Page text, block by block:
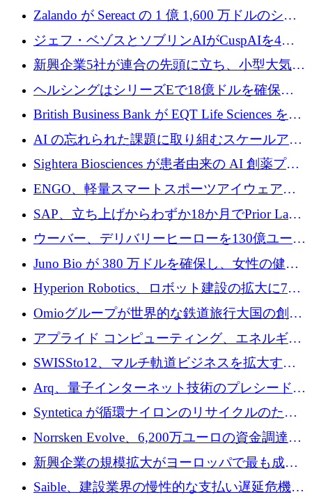
ーロを超える 60 以上のハイテク資金調達取引
Zalando が Sereact の 1 億 1,600 万ドルのシリ
ーズ B に参加し、AI を活用した倉庫自動化を
ジェフ・ベゾスとソブリンAIがCuspAIを4億
5,000万ドルの資金調達で支援
新興企業5社が連合の先頭に立ち、小型大気質
センサーをEUのクリーンエア政策の中心に据
ヘルシングはシリーズEで18億ドルを確保、
ウーバーはデリバリー・ヒーローを130億ユー
ロの契約で買収、レボルトは2027年に米国の
銀行を立ち上げる
British Business Bank が EQT Life Sciences を
2,500 万ユーロのコミットメントで支援
AI の忘れられた課題に取り組むスケールアッ
プを実現: カメラロール
Sightera Biosciences が患者由来の AI 創薬プラ
ットフォームを拡大するために 300 万ユーロ
のプレシードをクローズ
ENGO、軽量スマートスポーツアイウェアの
進歩のために510万ユーロを調達
SAP、立ち上げからわずか18か月でPrior Labs
を10億ユーロ以上の契約で買収
ウーバー、デリバリーヒーローを130億ユーロ
の契約で買収、99か国にまたがるプラットフ
ォームを構築
Juno Bio が 380 万ドルを確保し、女性の健康
専用の初のシーケンスラボを開設
Hyperion Robotics、ロボット建設の拡大に740
万ドルを確保
Omioグループが世界的な鉄道旅行大国の創設
を目指してRail Europeを買収
アプライド コンピューティング、エネルギー
向け基盤 AI の拡張に 2,000 万ドルを調達
SWISSto12、マルチ軌道ビジネスを拡大する
ためにシリーズCで7,000万ドルを調達
Arq、量子インターネット技術のプレシードと
して140万ドルを確保
Syntetica が循環ナイロンのリサイクルのため
にシリーズ A で 3,000 万ドルを調達
Norrsken Evolve、6,200万ユーロの資金調達
後、アムステルダムに根を張る
新興企業の規模拡大がヨーロッパで最も成功
した創業者を生み出す、アントラー氏が発見
Saible、建設業界の慢性的な支払い遅延危機に